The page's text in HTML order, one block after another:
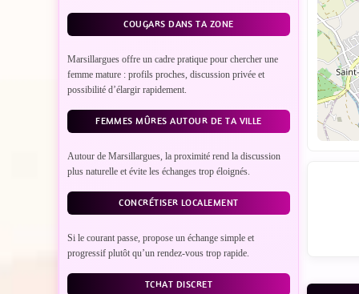
COUGARS DANS TA ZONE
Marsillargues offre un cadre pratique pour chercher une
femme mature : profils proches, discussion privée et
possibilité d’élargir rapidement.
FEMMES MÛRES AUTOUR DE TA VILLE
Autour de Marsillargues, la proximité rend la discussion
plus naturelle et évite les échanges trop éloignés.
CONCRÉTISER LOCALEMENT
Si le courant passe, propose un échange simple et
progressif plutôt qu’un rendez-vous trop rapide.
TCHAT DISCRET